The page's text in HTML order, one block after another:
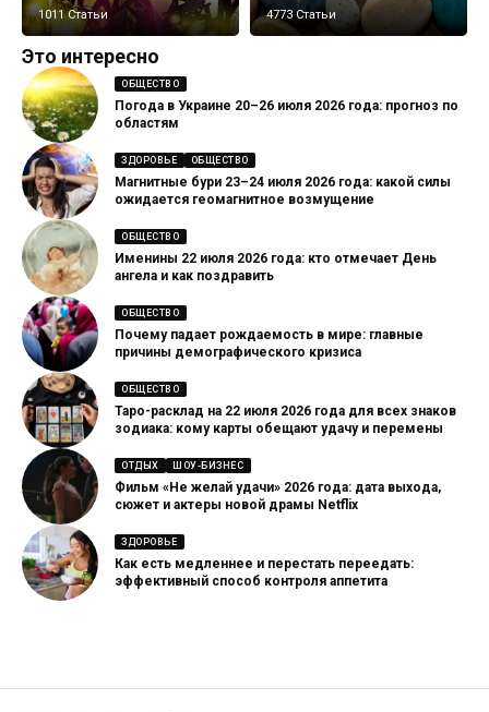
1011 Статьи 4773 Статьи
Это интересно
ОБЩЕСТВО
Погода в Украине 20–26 июля 2026 года: прогноз по
областям
ЗДОРОВЬЕ ОБЩЕСТВО
Магнитные бури 23–24 июля 2026 года: какой силы
ожидается геомагнитное возмущение
ОБЩЕСТВО
Именины 22 июля 2026 года: кто отмечает День
ангела и как поздравить
ОБЩЕСТВО
Почему падает рождаемость в мире: главные
причины демографического кризиса
ОБЩЕСТВО
Таро-расклад на 22 июля 2026 года для всех знаков
зодиака: кому карты обещают удачу и перемены
ОТДЫХ ШОУ-БИЗНЕС
Фильм «Не желай удачи» 2026 года: дата выхода,
сюжет и актеры новой драмы Netflix
ЗДОРОВЬЕ
Как есть медленнее и перестать переедать:
эффективный способ контроля аппетита